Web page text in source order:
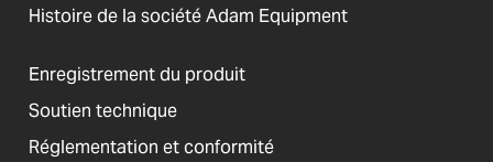
Histoire de la société Adam Equipment
Enregistrement du produit
Soutien technique
Réglementation et conformité